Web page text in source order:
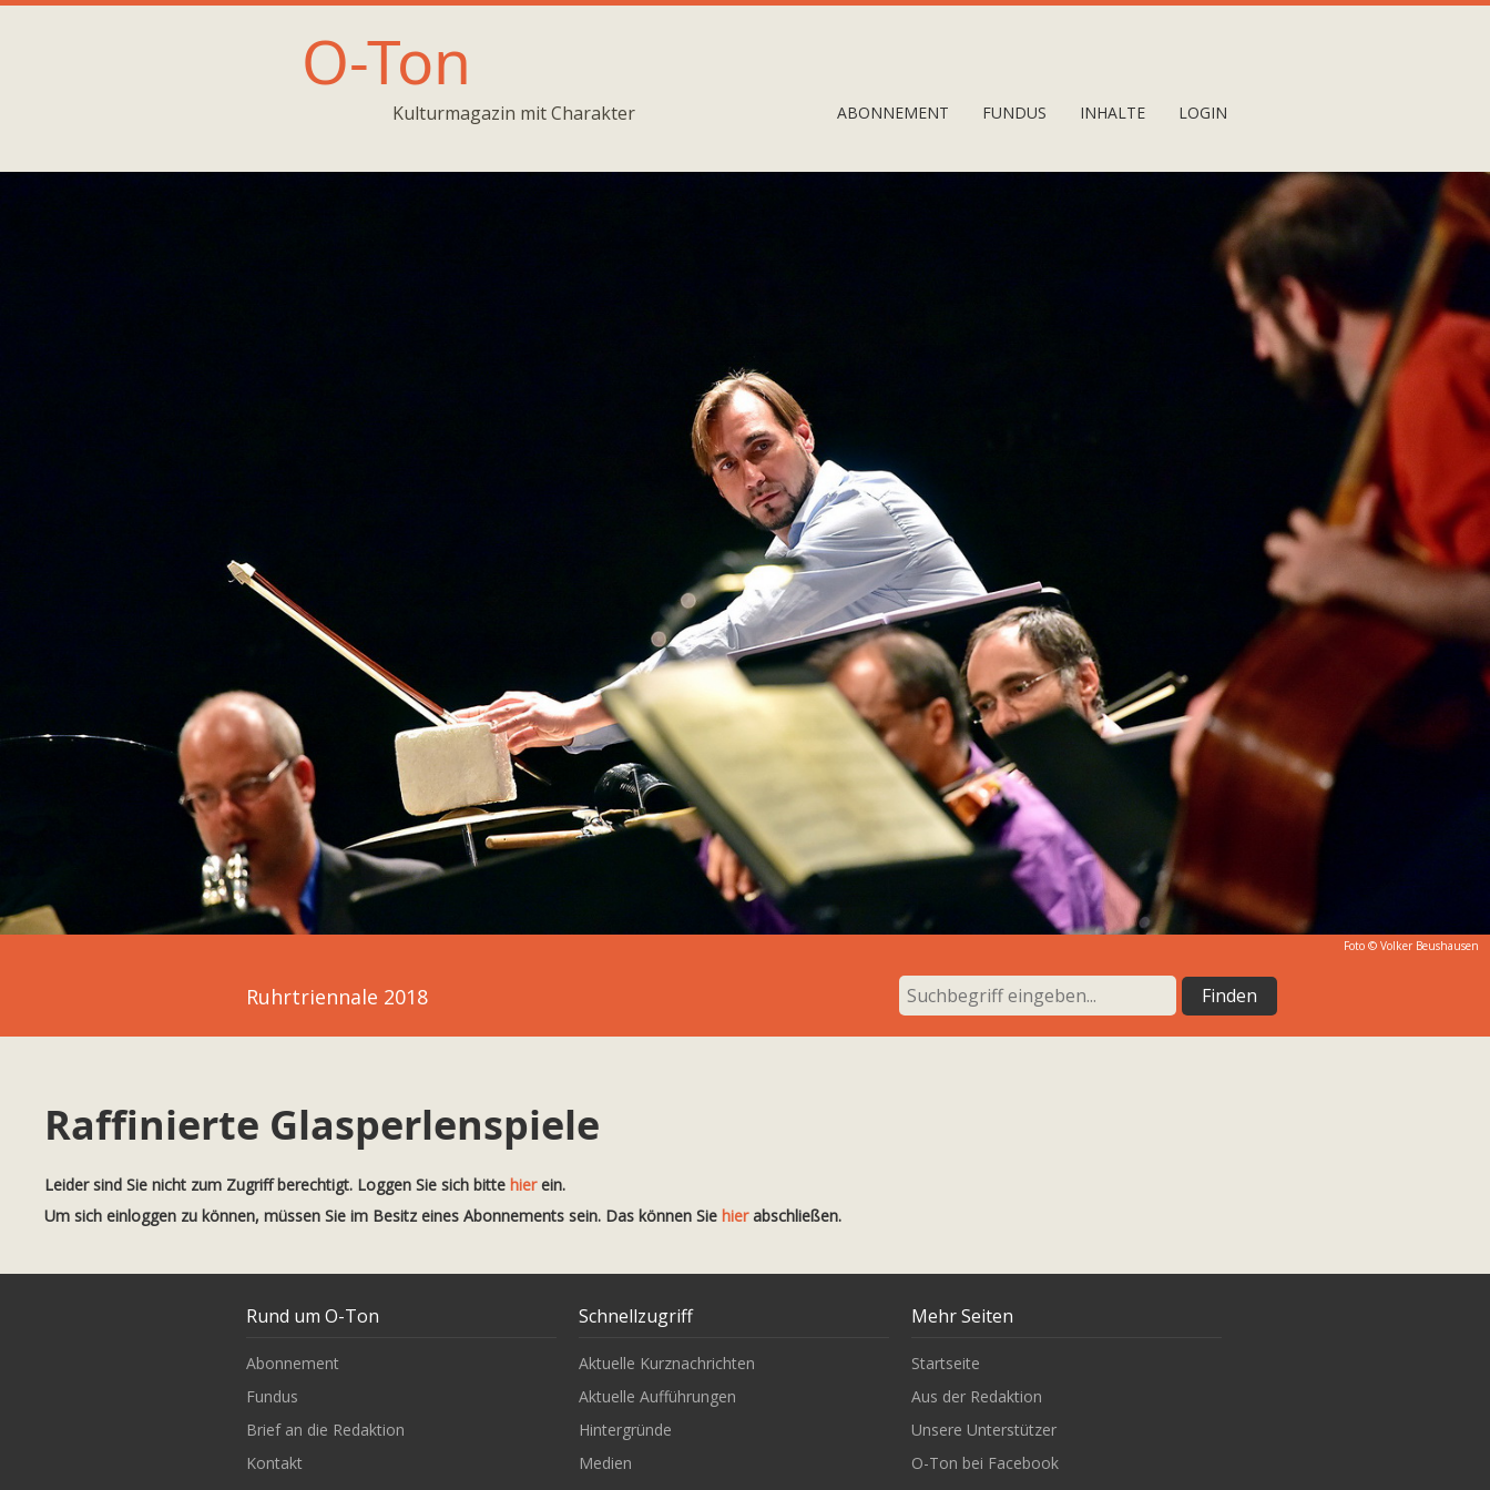
O-Ton
Kulturmagazin mit Charakter ABONNEMENT FUNDUS INHALTE LOGIN
Foto © Volker Beushausen
Ruhrtriennale 2018
Raffinierte Glasperlenspiele
Leider sind Sie nicht zum Zugriff berechtigt. Loggen Sie sich bitte hierein.
Um sich einloggen zu können, müssen Sie im Besitz eines Abonnements sein. Das können Sie hierabschließen.
Rund um O-Ton
Abonnement
Fundus
Brief an die Redaktion
Kontakt
Schnellzugriff
Aktuelle Kurznachrichten
Aktuelle Aufführungen
Hintergründe
Medien
Mehr Seiten
Startseite
Aus der Redaktion
Unsere Unterstützer
O-Ton bei Facebook